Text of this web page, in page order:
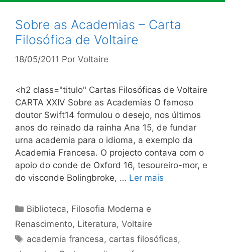
Sobre as Academias – Carta
Filosófica de Voltaire
18/05/2011 Por Voltaire
<h2 class="titulo" Cartas Filosóficas de Voltaire
CARTA XXIV Sobre as Academias O famoso
doutor Swift14 formulou o desejo, nos últimos
anos do reinado da rainha Ana 15, de fundar
urna academia para o idioma, a exemplo da
Academia Francesa. O projecto contava com o
apoio do conde de Oxford 16, tesoureiro-mor, e
do visconde Bolingbroke, … Ler mais
Categorias
Biblioteca, Filosofia Moderna e
Renascimento, Literatura, Voltaire
Tags
academia francesa, cartas filosóficas,